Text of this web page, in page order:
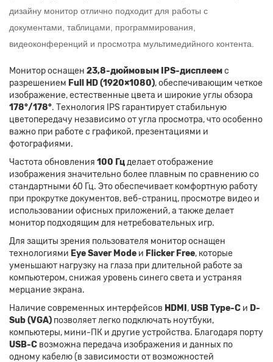
дизайну монитор отлично подходит для работы с
документами, таблицами, программирования,
видеоконференций и просмотра мультимедийного контента.
Монитор оснащен 23,8-дюймовым IPS-дисплеемс
разрешением Full HD (1920×1080), обеспечивающим четкое
изображение, естественные цвета и широкие углы обзора
178°/178°. Технология IPS гарантирует стабильную
цветопередачу независимо от угла просмотра, что особенно
важно при работе с графикой, презентациями и
фотографиями.
Частота обновления 100 Гцделает отображение
изображения значительно более плавным по сравнению со
стандартными 60 Гц. Это обеспечивает комфортную работу
при прокрутке документов, веб-страниц, просмотре видео и
использовании офисных приложений, а также делает
монитор подходящим для нетребовательных игр.
Для защиты зрения пользователя монитор оснащен
технологиями Eye Saver Mode и Flicker Free, которые
уменьшают нагрузку на глаза при длительной работе за
компьютером, снижая уровень синего света и устраняя
мерцание экрана.
Наличие современных интерфейсов HDMI ,USB Type-C и D-
Sub (VGA) позволяет легко подключать ноутбуки,
компьютеры, мини-ПК и другие устройства. Благодаря порту
USB-C возможна передача изображения и данных по
одному кабелю (в зависимости от возможностей